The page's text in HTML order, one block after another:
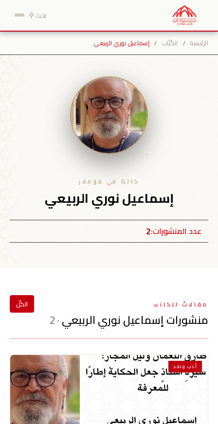
المحتوى
بحث ⚲
الرئيسية / الكُتّاب / إسماعيل نوري الربيعي
كاتبٌ في فوملار
إسماعيل نوري الربيعي
عدد المنشورات:2
مقالاتٌ للكاتب
منشورات إسماعيل نوري الربيعي· 2
الكلّ
أدب ونقد